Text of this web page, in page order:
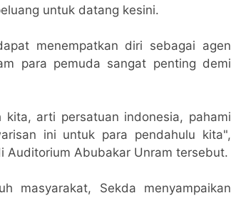
untuk datang kesini.
menempatkan diri sebagai agen
para pemuda sangat penting demi
arti persatuan indonesia, pahami
ini untuk para pendahulu kita",
Auditorium Abubakar Unram tersebut.
masyarakat, Sekda menyampaikan